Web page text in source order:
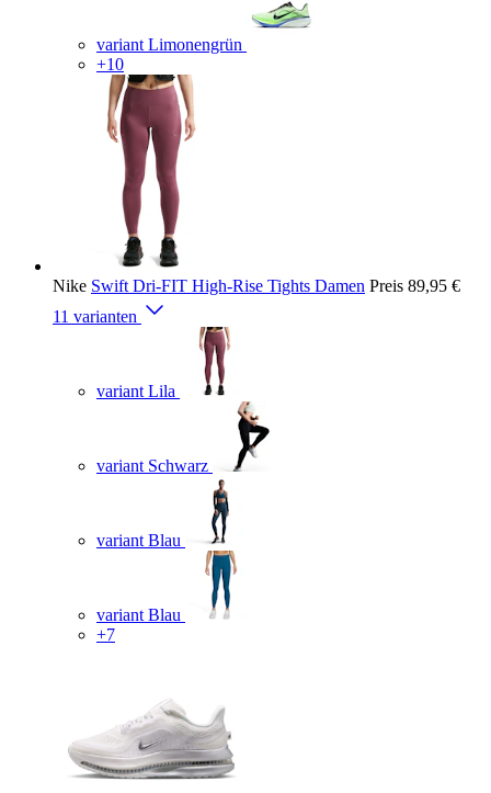
variant Limonengrün
+10
Nike Swift Dri-FIT High-Rise Tights Damen Preis 89,95 €
11 varianten
variant Lila
variant Schwarz
variant Blau
variant Blau
+7